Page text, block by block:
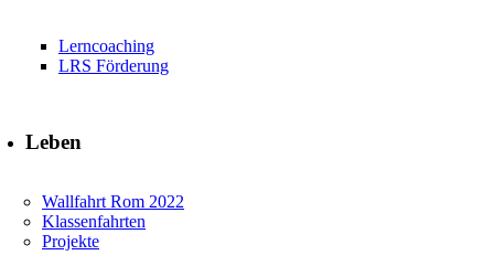
Lerncoaching
LRS Förderung
Leben
Wallfahrt Rom 2022
Klassenfahrten
Projekte